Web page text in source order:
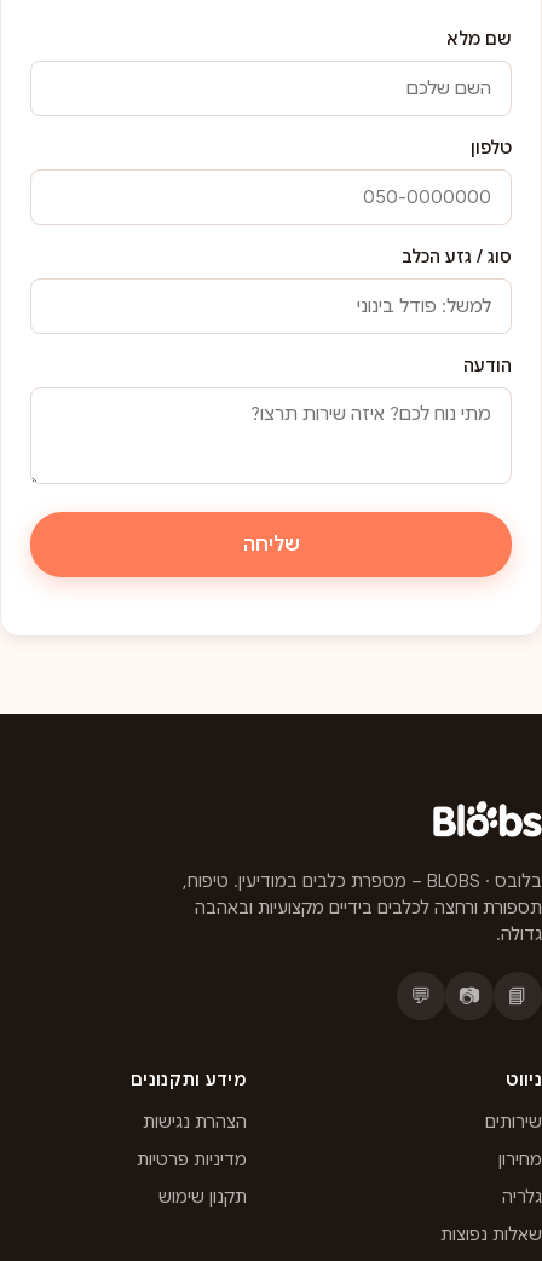
שם מלא
טלפון
סוג / גזע הכלב
הודעה
שליחה
בלובס · BLOBS – מספרת כלבים במודיעין. טיפוח,
תספורת ורחצה לכלבים בידיים מקצועיות ובאהבה
גדולה.
📘
📷
💬
ניווט
שירותים
מחירון
גלריה
שאלות נפוצות
מידע ותקנונים
הצהרת נגישות
מדיניות פרטיות
תקנון שימוש